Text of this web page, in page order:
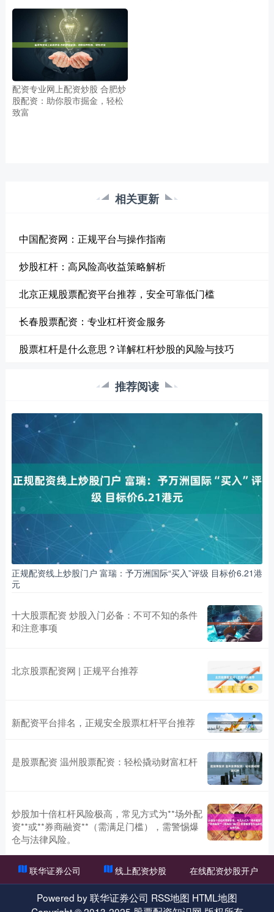
配资专业网上配资炒股 合肥炒
股配资：助你股市掘金，轻松
致富
相关更新
中国配资网：正规平台与操作指南
炒股杠杆：高风险高收益策略解析
北京正规股票配资平台推荐，安全可靠低门槛
长春股票配资：专业杠杆资金服务
股票杠杆是什么意思？详解杠杆炒股的风险与技巧
推荐阅读
正规配资线上炒股门户 富瑞：予万洲国际“买入”评级 目标价6.21港
元
十大股票配资 炒股入门必备：不可不知的条件
和注意事项
北京股票配资网 | 正规平台推荐
新配资平台排名，正规安全股票杠杆平台推荐
是股票配资 温州股票配资：轻松撬动财富杠杆
炒股加十倍杠杆风险极高，常见方式为**场外配
资**或**券商融资**（需满足门槛），需警惕爆
仓与法律风险。
联华证券公司 线上配资炒股 在线配资炒股开户
Powered by联华证券公司 RSS地图 HTML地图